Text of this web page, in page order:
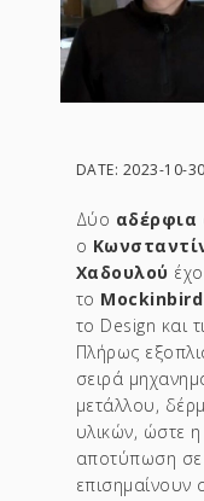
DATE: 2023-10-
Δύο αδέρφια
ο
Χαδουλού
το
το Design και
Πλήρως
σειρά
μετάλλου,
υλικών, ώστε
αποτύπωση σε
επισημαίνουν